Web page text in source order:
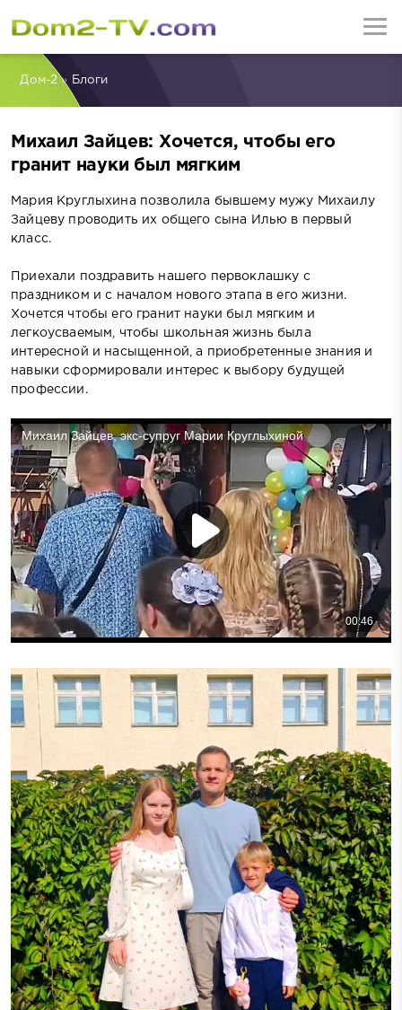
Дом-2» Блоги
Михаил Зайцев: Хочется, чтобы его
гранит науки был мягким
Мария Круглыхина позволила бывшему мужу Михаилу
Зайцеву проводить их общего сына Илью в первый
класс.
Приехали поздравить нашего первоклашку с
праздником и с началом нового этапа в его жизни.
Хочется чтобы его гранит науки был мягким и
легкоусваемым, чтобы школьная жизнь была
интересной и насыщенной, а приобретенные знания и
навыки сформировали интерес к выбору будущей
профессии.